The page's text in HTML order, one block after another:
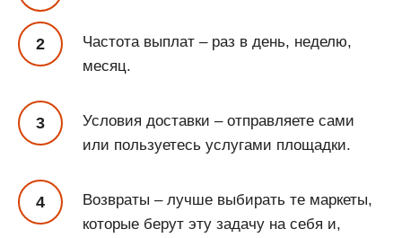
Частота выплат – раз в день, неделю,
месяц.
Условия доставки – отправляете сами
или пользуетесь услугами площадки.
Возвраты – лучше выбирать те маркеты,
которые берут эту задачу на себя и,